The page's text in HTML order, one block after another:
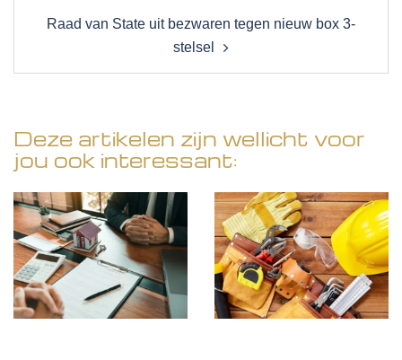
Raad van State uit bezwaren tegen nieuw box 3-
stelsel
Deze artikelen zijn wellicht voor
jou ook interessant: